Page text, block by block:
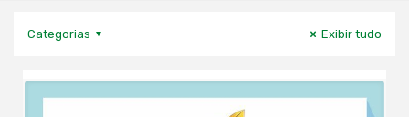
Categorias Exibir tudo